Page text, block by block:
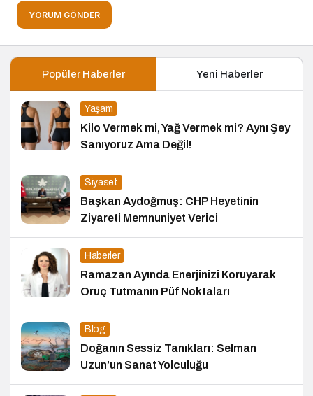
YORUM GÖNDER
Popüler Haberler Yeni Haberler
Yaşam
Kilo Vermek mi, Yağ Vermek mi? Aynı Şey
Sanıyoruz Ama Değil!
Siyaset
Başkan Aydoğmuş: CHP Heyetinin
Ziyareti Memnuniyet Verici
Haberler
Ramazan Ayında Enerjinizi Koruyarak
Oruç Tutmanın Püf Noktaları
Blog
Doğanın Sessiz Tanıkları: Selman
Uzun’un Sanat Yolculuğu